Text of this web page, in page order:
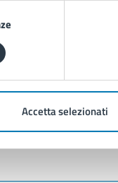
Accetta selezionati